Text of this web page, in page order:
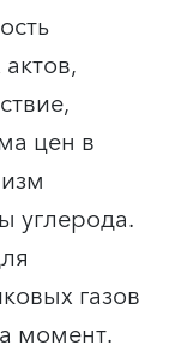
цен в
углерода.
газов
момент.